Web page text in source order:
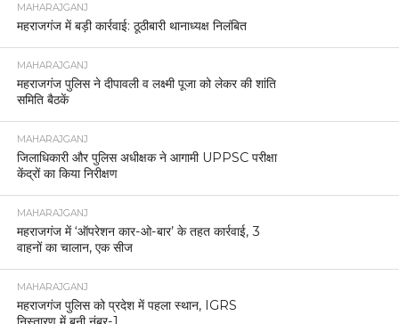
MAHARAJGANJ
महराजगंज में बड़ी कार्रवाई: ठूठीबारी थानाध्यक्ष निलंबित
MAHARAJGANJ
महराजगंज पुलिस ने दीपावली व लक्ष्मी पूजा को लेकर की शांति
समिति बैठकें
MAHARAJGANJ
जिलाधिकारी और पुलिस अधीक्षक ने आगामी UPPSC परीक्षा
केंद्रों का किया निरीक्षण
MAHARAJGANJ
महराजगंज में ‘ऑपरेशन कार-ओ-बार’ के तहत कार्रवाई, 3
वाहनों का चालान, एक सीज
MAHARAJGANJ
महराजगंज पुलिस को प्रदेश में पहला स्थान, IGRS